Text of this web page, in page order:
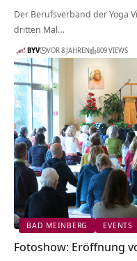
Der Berufsverband der Yoga
dritten Mal…
BYV VOR 8 JAHREN 809 VIEWS
BAD MEINBERG EVENTS
Fotoshow: Eröffnung